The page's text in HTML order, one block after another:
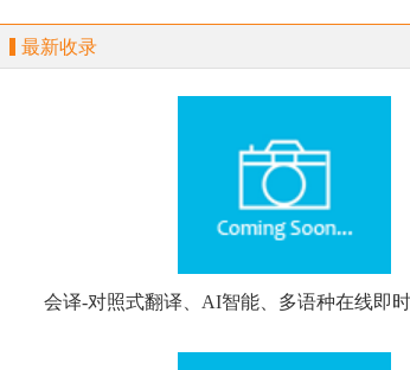
最新收录
会译-对照式翻译、AI智能、多语种在线即
档、网页、文本，多场景翻译